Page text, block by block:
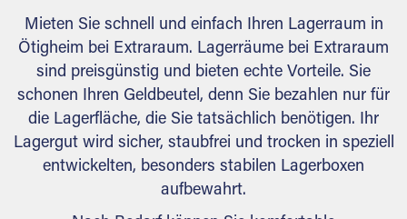
Mieten Sie schnell und einfach Ihren Lagerraum in
Ötigheim bei Extraraum. Lagerräume bei Extraraum
sind preisgünstig und bieten echte Vorteile. Sie
schonen Ihren Geldbeutel, denn Sie bezahlen nur für
die Lagerfläche, die Sie tatsächlich benötigen. Ihr
Lagergut wird sicher, staubfrei und trocken in speziell
entwickelten, besonders stabilen Lagerboxen
aufbewahrt.